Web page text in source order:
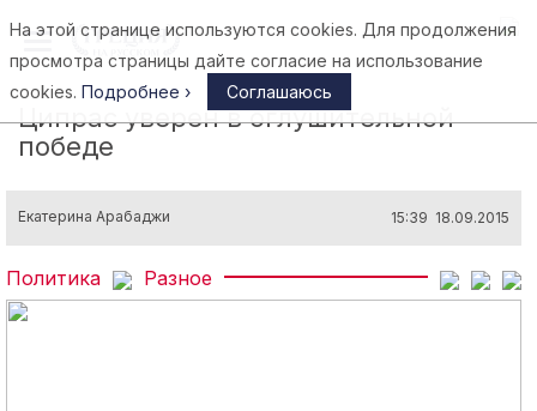
Афины
Ципрас уверен в оглушительной
победе
Екатерина Арабаджи 15:39 18.09.2015
Политика Разное
На этой странице используются cookies. Для продолжения
просмотра страницы дайте согласие на использование
cookies. Подробнее › Соглашаюсь